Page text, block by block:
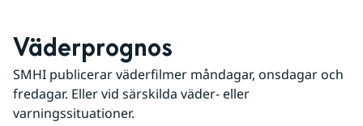
Väderprognos
SMHI publicerar väderfilmer måndagar, onsdagar och
fredagar. Eller vid särskilda väder- eller
varningssituationer.